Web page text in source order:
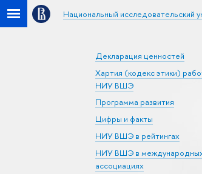
Национальный исследовательский
Декларация ценностей
Хартия (кодекс этики)
НИУ ВШЭ
Программа развития
Цифры и факты
НИУ ВШЭ в рейтингах
НИУ ВШЭ в
ассоциациях